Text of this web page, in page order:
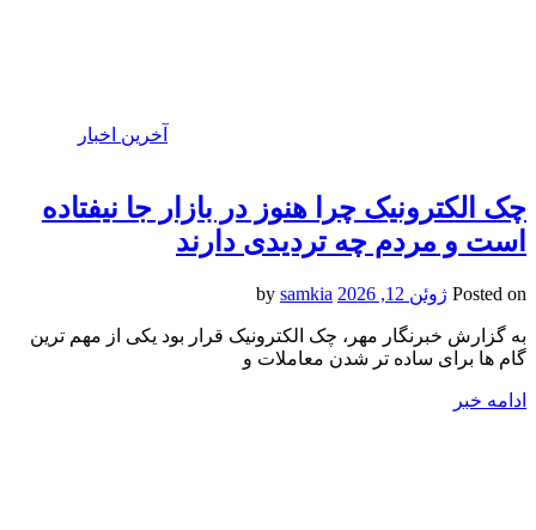
آخرین اخبار
چک الکترونیک چرا هنوز در بازار جا نیفتاده
است و مردم چه تردیدی دارند
Posted on ژوئن 12, 2026 samkia
به گزارش خبرنگار مهر، چک الکترونیک قرار بود یکی از مهم ترین
گام ها برای ساده تر شدن معاملات و
ادامه خبر